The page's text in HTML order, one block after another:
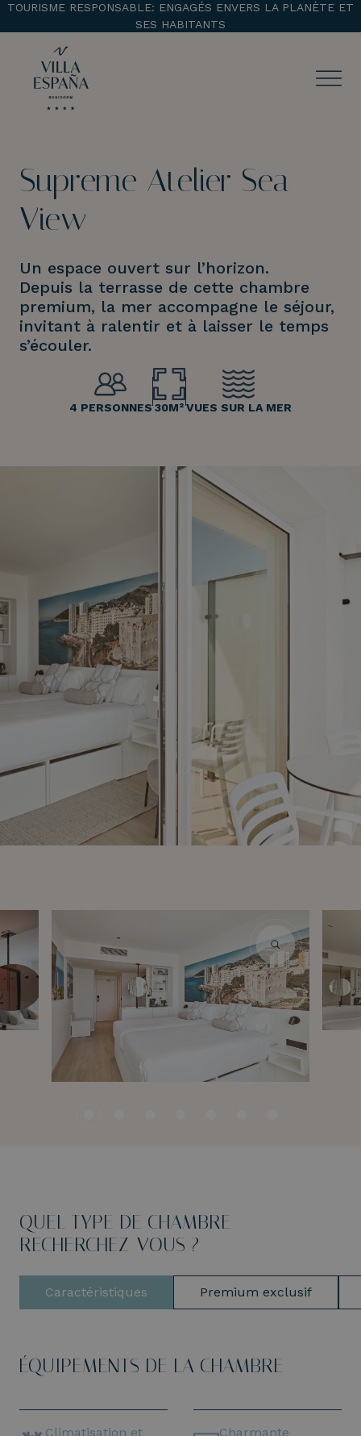
TOURISME RESPONSABLE: ENGAGÉS ENVERS LA PLANÈTE ET
SES HABITANTS
Supreme Atelier Sea
View
Un espace ouvert sur l’horizon.
Depuis la terrasse de cette chambre
premium, la mer accompagne le séjour,
invitant à ralentir et à laisser le temps
s’écouler.
4 PERSONNES 30M²VUES SUR LA MER
QUEL TYPE DE CHAMBRE
RECHERCHEZ-VOUS ?
Caractéristiques Premium exclusif
ÉQUIPEMENTS DE LA CHAMBRE
Climatisation et
Charmante
ENTRADA